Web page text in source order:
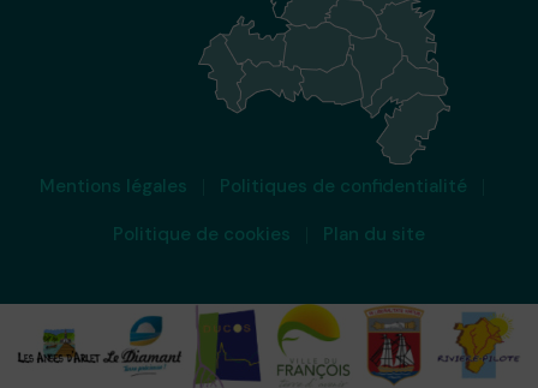
Mentions légales
Politiques de confidentialité
Politique de cookies
Plan du site